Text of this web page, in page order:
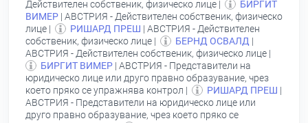
Действителен собственик, физическо лице |
БИРГИТ
ВИМЕР | АВСТРИЯ - Действителен собственик, физическо
лице |
РИШАРД ПРЕШ | АВСТРИЯ - Действителен
собственик, физическо лице |
БЕРНД ОСВАЛД |
АВСТРИЯ - Действителен собственик, физическо лице |
БИРГИТ ВИМЕР | АВСТРИЯ - Представители на
юридическо лице или друго правно образувание, чрез
което пряко се упражнява контрол |
РИШАРД ПРЕШ |
АВСТРИЯ - Представители на юридическо лице или
друго правно образувание, чрез което пряко се